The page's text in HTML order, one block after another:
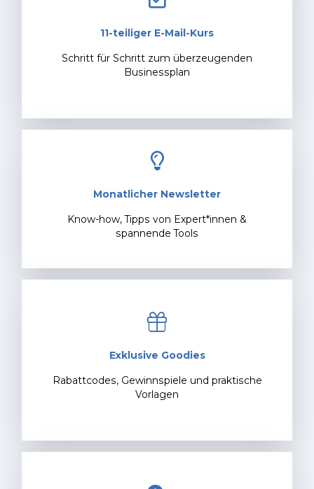
11-teiliger E-Mail-Kurs
Schritt für Schritt zum überzeugenden
Businessplan
Monatlicher Newsletter
Know-how, Tipps von Expert*innen &
spannende Tools
Exklusive Goodies
Rabattcodes, Gewinnspiele und praktische
Vorlagen